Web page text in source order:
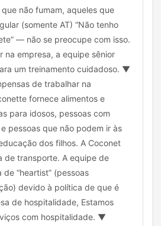
não fumam, aqueles que
(somente AT) “Não tenho
— não se preocupe com isso.
na empresa, a equipe sênior
um treinamento cuidadoso. ▼
de trabalhar na
fornece alimentos e
para idosos, pessoas com
pessoas que não podem ir às
dos filhos. A Coconet
de transporte. A equipe de
“heartist” (pessoas
devido à política de que é
de hospitalidade, Estamos
com hospitalidade. ▼